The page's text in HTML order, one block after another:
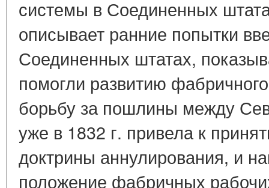
системы в Соединенных
описывает ранние попытки
Соединенных штатах,
помогли развитию
борьбу за пошлины между
уже в 1832 г. привела к
доктрины аннулирования, и
положение фабричных